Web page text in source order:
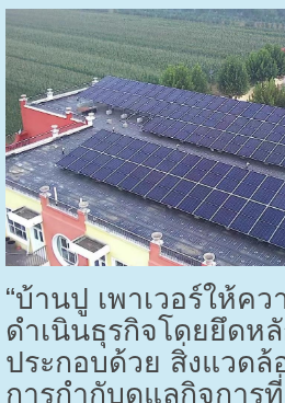
“บ้านปู เพาเวอร์ให้ค
ดำเนินธุรกิจโดยยึดห
ประกอบด้วย สิ่งแวดล้
การกำกับดูแลกิจการ